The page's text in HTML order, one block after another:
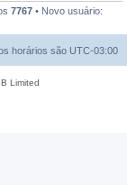
7767 • Novo usuário:
horários são UTC-03:00
Limited